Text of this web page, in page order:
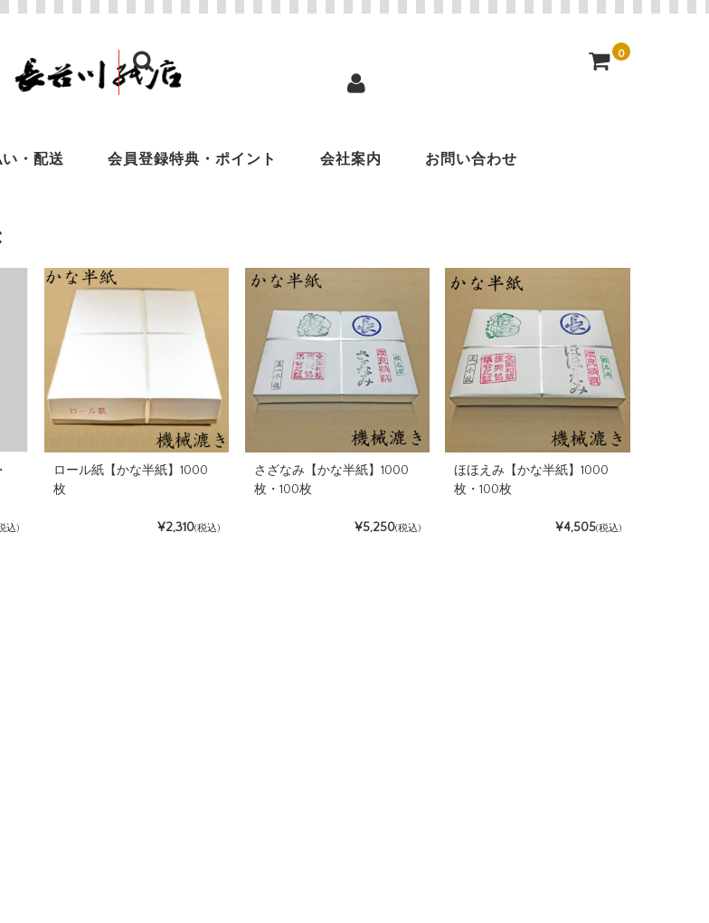
0
・配送 会員登録特典・ポイント 会社案内 お問い合わせ
込)
ロール紙【かな半紙】1000
枚
¥2,310(税込)
さざなみ【かな半紙】1000
枚・100枚
¥5,250(税込)
ほほえみ【かな半紙】1000
枚・100枚
¥4,505(税込)